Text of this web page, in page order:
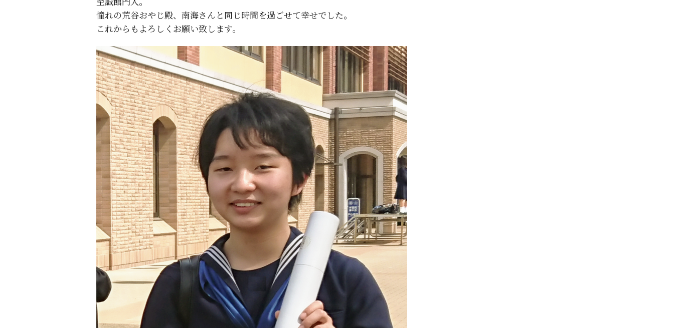
憧れの荒谷おやじ殿、南海さんと同じ時間を過ごせて幸せでした。
これからもよろしくお願い致します。